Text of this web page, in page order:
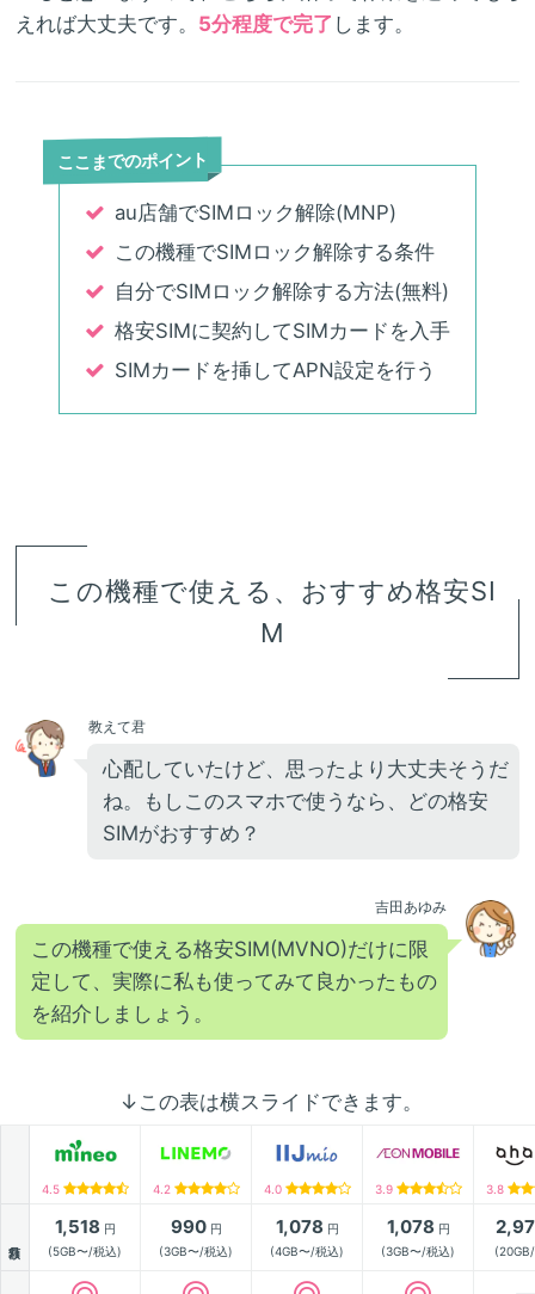
えれば大丈夫です。 5分程度で完了 します。
ここまでのポイント
au店舗でSIMロック解除(MNP)
この機種でSIMロック解除する条件
自分でSIMロック解除する方法(無料)
格安SIMに契約してSIMカードを入手
SIMカードを挿してAPN設定を行う
この機種で使える、おすすめ格安SI
M
教えて君
心配していたけど、思ったより大丈夫そうだ
ね。もしこのスマホで使うなら、どの格安
SIMがおすすめ？
吉田あゆみ
この機種で使える格安SIM(MVNO)だけに限
定して、実際に私も使ってみて良かったもの
を紹介しましょう。
↓この表は横スライドできます。
4.5 4.2 4.0 3.9 3.8
1,518 円
(5GB〜/税込)
990円
(3GB〜/税込)
1,078 円
(4GB〜/税込)
1,078 円
(3GB〜/税込)